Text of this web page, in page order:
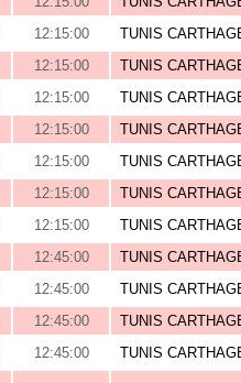
12:15:00 TUNIS
12:15:00 TUNIS
12:15:00 TUNIS
12:15:00 TUNIS
12:15:00 TUNIS
12:15:00 TUNIS
12:15:00 TUNIS
12:45:00 TUNIS
12:45:00 TUNIS
12:45:00 TUNIS
12:45:00 TUNIS